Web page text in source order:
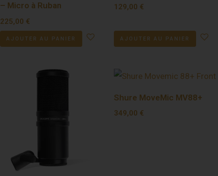
– Micro à Ruban
225,00 €
AJOUTER AU PANIER
129,00 €
AJOUTER AU PANIER
Shure MoveMic MV88+
349,00 €